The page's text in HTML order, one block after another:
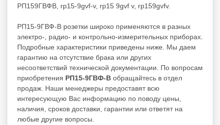
РП159ГВФВ, rp15-9gvf-v, rp15 9gvf v, rp159gvfv.
РП15-9ГВФ-В розетки широко применяются в разных
электро-, радио- и контрольно-измерительных приборах.
Подробные характеристики приведены ниже. Мы даем
гарантию на отсутствие брака или других
несоответствий технической документации. По вопросам
приобретения РП15-9ГВФ-В обращайтесь в отдел
продаж. Наши менеджеры предоставят всю
интересующую Вас информацию по поводу цены,
наличия, сроков доставки, гарантии или ответят на
любые другие вопросы.